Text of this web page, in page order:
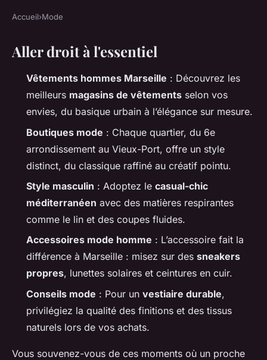
Tendances mode masculine à
Marseille : les meilleures
addresses
Radegonda 30/03/2026 09:10 8 min de lecture
Accueil›Mode
Aller droit à l'essentiel
Vêtements hommes Marseille : Découvrez les
meilleurs magasins de vêtements selon vos
envies, du basique urbain à l’élégance sur mesure.
Boutiques mode : Chaque quartier, du 6e
arrondissement au Vieux-Port, offre un style
distinct, du classique raffiné au créatif pointu.
Style masculin : Adoptez le casual-chic
méditerranéen avec des matières respirantes
comme le lin et des coupes fluides.
Accessoires mode homme : L’accessoire fait la
différence à Marseille : misez sur des sneakers
propres, lunettes solaires et ceintures en cuir.
Conseils mode : Pour un vestiaire durable,
privilégiez la qualité des finitions et des tissus
naturels lors de vos achats.
Vous souvenez-vous de ces moments où un proche